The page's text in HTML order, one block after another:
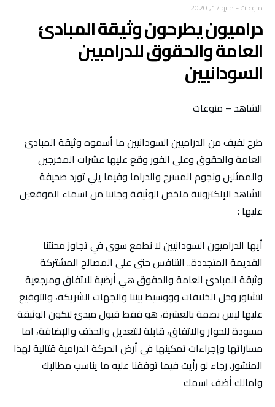
منوعات- مايو 17, 2020
دراميون يطرحون وثيقة المبادئ
العامة والحقوق للدراميين
السودانيين
الشاهد – منوعات
طرح لفيف من الدراميين السودانيين ما أسموه وثيقة المبادئ
العامة والحقوق وعلى الفور وقع عليها عشرات المخرجين
والممثلين ونجوم المسرح والدراما وفيما يلي تورد صحيفة
الشاهد الإلكترونية ملخص الوثيقة وجانبا من اسماء الموقعين
عليها :
أيها الدراميون السودانيين لا نطمع سوى في تجاوز محنتنا
القديمة المتجددة.. التنافس حتى على المصالح المشتركة
وثيقة المبادئ العامة والحقوق هي أرضية للاتفاق ومرجعية
لتشاور وحل الخلافات وووسيط بيننا والجهات الشريكة، والتوقيع
عليها ليس بصمة بالعشرة، هو فقط قبول مبدئ لتكون الوثيقة
مسودة للحوار والاتفاق، قابلة للتعديل والحذف والإضافة، اما
مساراتها وإجراءات تمكينها في أرض الحركة الدرامية قتالية لهذا
المنشور، رجاء لو رأيت فيما توفقنا عليه ما يناسب مطالبك
وآمالك أضف اسمك